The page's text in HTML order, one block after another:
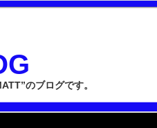
のブログです。